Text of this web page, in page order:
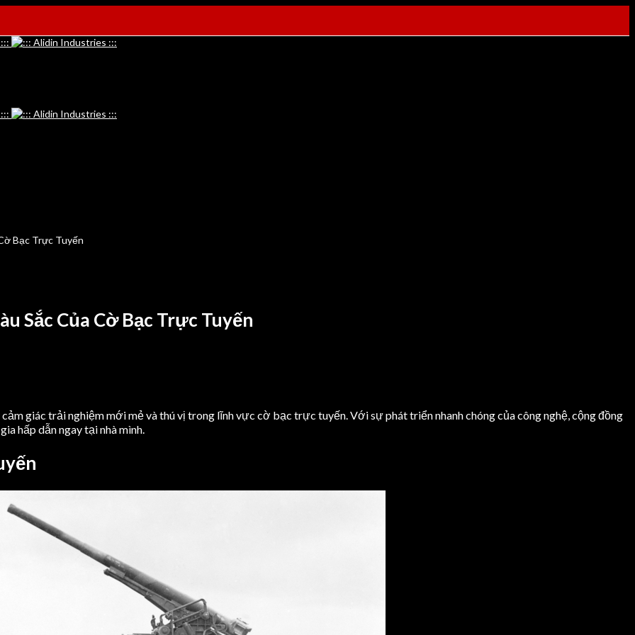
Bạc Trực Tuyến
Sắc Của Cờ Bạc Trực Tuyến
giác trải nghiệm mới mẻ và thú vị trong lĩnh vực cờ bạc trực tuyến. Với sự phát triển nhanh chóng của công nghệ, cộng đồng
hấp dẫn ngay tại nhà mình.